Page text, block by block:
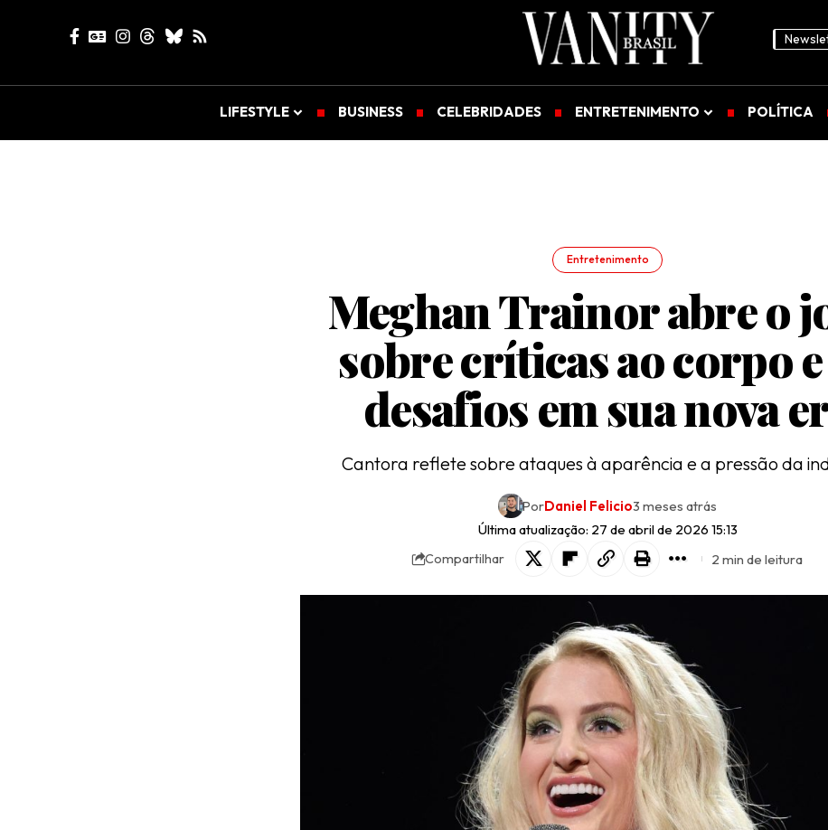
LIFESTYLE BUSINESS CELEBRIDADES ENTRETENIMENTO POLÍTICA
Entretenimento
Meghan Trainor abre o
sobre críticas ao corpo
desafios em sua nova
Cantora reflete sobre ataques à aparência e a pressão da
Última atualização: 27 de abril de 2026 15:13
PorDaniel Felicio3 meses atrás
Compartilhar 2 min de leitura